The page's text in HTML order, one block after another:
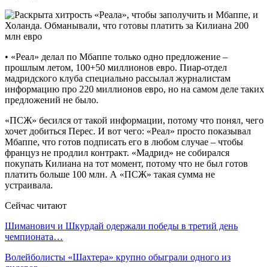
•‎ «Реал» делал по Мбаппе только одно предложение –
прошлым летом, 100+50 миллионов евро. Пиар-отдел
мадридского клуба специально рассылал журналистам
информацию про 220 миллионов евро, но на самом деле таких
предложений не было.
«ПСЖ» бесился от такой информации, потому что понял, чего
хочет добиться Перес. И вот чего: «Реал» просто показывал
Мбаппе, что готов подписать его в любом случае – чтобы
француз не продлил контракт. «Мадрид» не собирался
покупать Килиана на тот момент, потому что не был готов
платить больше 100 млн. А «ПСЖ» такая сумма не
устраивала.
Сейчас читают
Шиманович и Шкурдай одержали победы в третий день
чемпионата…
Волейболисты «Шахтера» крупно обыграли одного из